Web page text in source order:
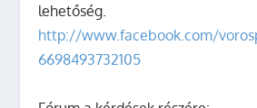
lehetőség.
http://www.facebook.com/
6698493732105